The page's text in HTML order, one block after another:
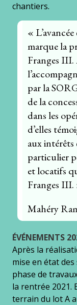
chantiers.
«
marque la
Franges III.
par la
de la
dans les
d’elles
aux intérêts
particulier
et locatifs
Franges III.
Mahéry
ÉVÉNEMENTS
Après la
mise en état
phase de
la rentrée 2021.
terrain du lot A